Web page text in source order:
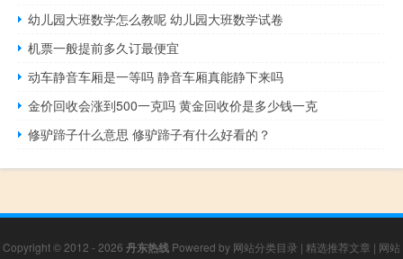
幼儿园大班数学怎么教呢 幼儿园大班数学试卷
机票一般提前多久订最便宜
动车静音车厢是一等吗 静音车厢真能静下来吗
金价回收会涨到500一克吗 黄金回收价是多少钱一克
修驴蹄子什么意思 修驴蹄子有什么好看的？
Copyright © 2012 - 2026 丹东热线 Powered by 网站分类目录 | 精选推荐文章 | 网站